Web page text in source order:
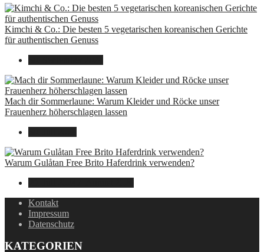
Kimchi & Co.: Die besten 5 vegetarischen koreanischen Gerichte
für authentischen Genuss
Mach dir Sommerlaune: Warum Kleider und Röcke unser
Frauenherz höherschlagen lassen
Warum Gulåtan Free Brito Haferdrink verwenden?
Kontakt
Impressum
Datenschutz
KATEGORIEN